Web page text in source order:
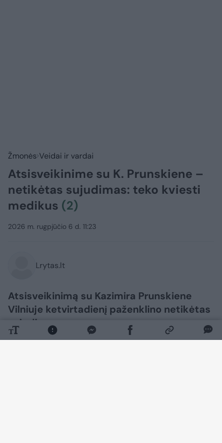
Žmonės Veidai ir vardai
Atsisveikinime su K. Prunskiene –
netikėtas sujudimas: teko kviesti
medikus (2)
2026 m. rugpjūčio 6 d. 11:23
Lrytas.lt
Atsisveikinimą su Kazimira Prunskiene
Vilniuje ketvirtadienį paženklino netikėtas
sujudimas.